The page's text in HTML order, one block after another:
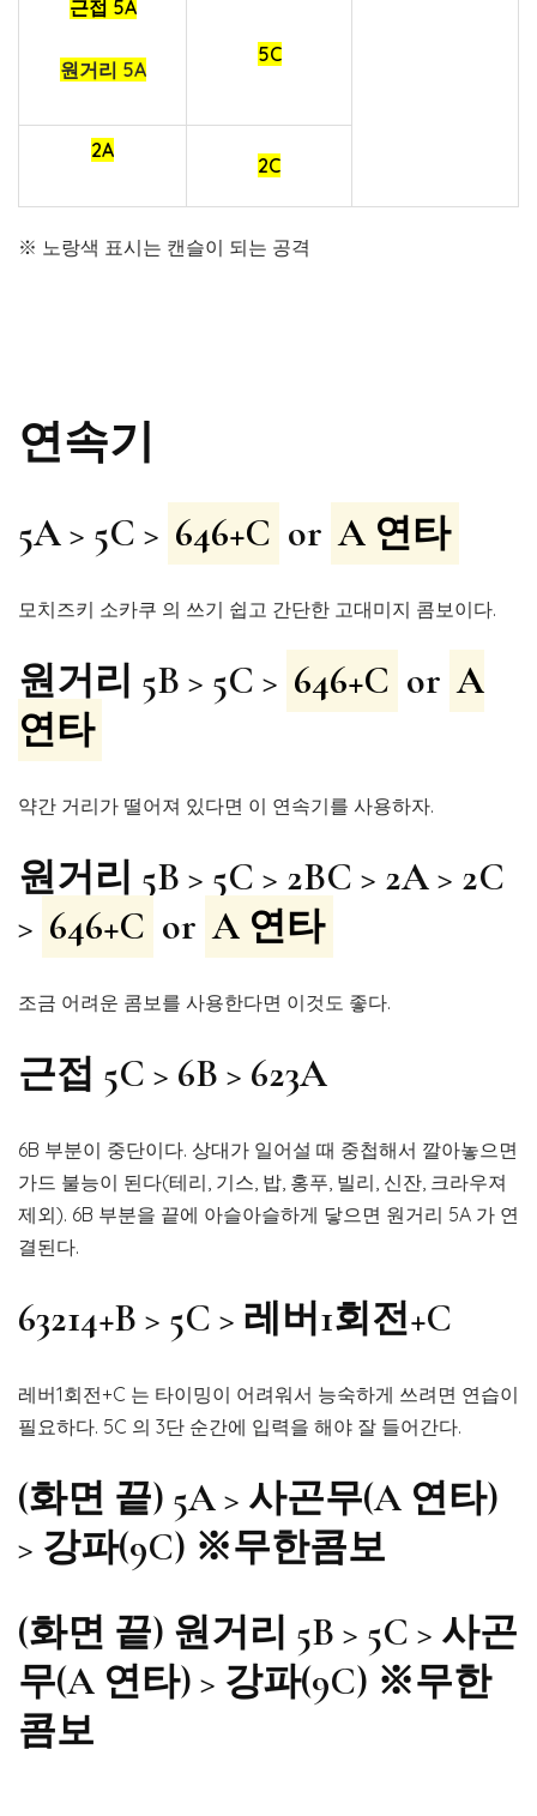
근접 5A
원거리 5A
5C
2A
2C
※ 노랑색 표시는 캔슬이 되는 공격
연속기
5A > 5C > 646+C or A 연타
모치즈키 소카쿠 의 쓰기 쉽고 간단한 고대미지 콤보이다.
원거리 5B > 5C > 646+C or A
연타
약간 거리가 떨어져 있다면 이 연속기를 사용하자.
원거리 5B > 5C > 2BC > 2A > 2C
> 646+C or A 연타
조금 어려운 콤보를 사용한다면 이것도 좋다.
근접 5C > 6B > 623A
6B 부분이 중단이다. 상대가 일어설 때 중첩해서 깔아놓으면
가드 불능이 된다(테리, 기스, 밥, 홍푸, 빌리, 신잔, 크라우져
제외). 6B 부분을 끝에 아슬아슬하게 닿으면 원거리 5A 가 연
결된다.
63214+B > 5C > 레버1회전+C
레버1회전+C 는 타이밍이 어려워서 능숙하게 쓰려면 연습이
필요하다. 5C 의 3단 순간에 입력을 해야 잘 들어간다.
(화면 끝) 5A > 사곤무(A 연타)
> 강파(9C) ※무한콤보
(화면 끝) 원거리 5B > 5C > 사곤
무(A 연타) > 강파(9C) ※무한
콤보